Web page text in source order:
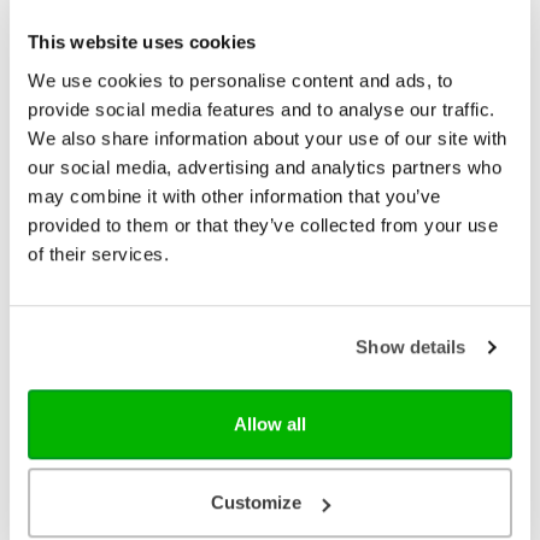
This website uses cookies
We use cookies to personalise content and ads, to
provide social media features and to analyse our traffic.
We also share information about your use of our site with
our social media, advertising and analytics partners who
may combine it with other information that you’ve
provided to them or that they’ve collected from your use
of their services.
Show details
Allow all
Customize
Bestaat God of bestaat Hij niet? Bibliotheken zijn
volgeschreven over deze vraag. Aan het bijhouden
van discussies hierover op sociale media heb je aan
vierentwintig uur per dag niet genoeg. Iedereen